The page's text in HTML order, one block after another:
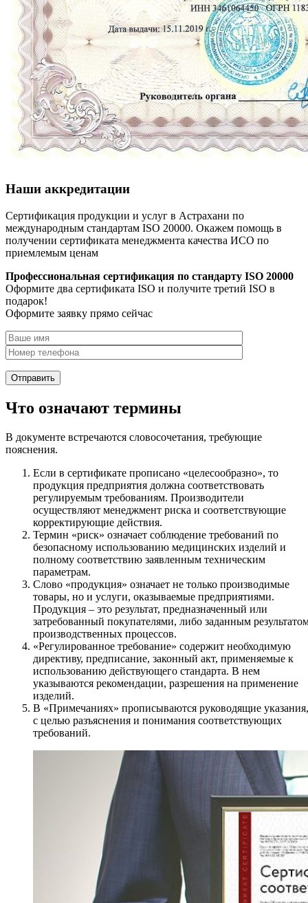
Наши аккредитации
Сертификация продукции и услуг в Астрахани по
международным стандартам ISO 20000. Окажем помощь в
получении сертификата менеджмента качества ИСО по
приемлемым ценам
Профессиональная сертификация по стандарту ISO 20000
Оформите два сертификата ISO и получите третий ISO в
подарок!
Оформите заявку прямо сейчас
Что означают термины
В документе встречаются словосочетания, требующие
пояснения.
Если в сертификате прописано «целесообразно», то
продукция предприятия должна соответствовать
регулируемым требованиям. Производители
осуществляют менеджмент риска и соответствующие
корректирующие действия.
Термин «риск» означает соблюдение требований по
безопасному использованию медицинских изделий и
полному соответствию заявленным техническим
параметрам.
Слово «продукция» означает не только производимые
товары, но и услуги, оказываемые предприятиями.
Продукция – это результат, предназначенный или
затребованный покупателями, либо заданным
производственных процессов.
«Регулированное требование» содержит необходимую
директиву, предписание, законный акт, применяемые к
использованию действующего стандарта. В нем
указываются рекомендации, разрешения на применение
изделий.
В «Примечаниях» прописываются руководящие указания,
с целью разъяснения и понимания соответствующих
требований.